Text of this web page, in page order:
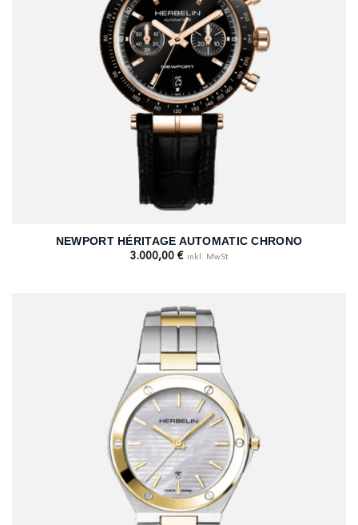
NEWPORT HÉRITAGE AUTOMATIC CHRONO
3.000,00 € inkl. MwSt